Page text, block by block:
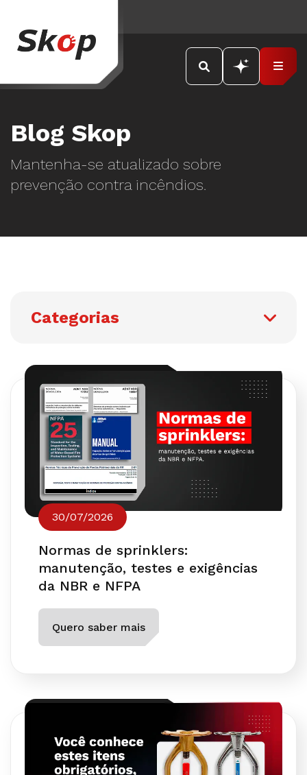
Blog Skop
Mantenha-se atualizado sobre
prevenção contra incêndios.
30/07/2026
Normas de sprinklers:
manutenção, testes e exigências
da NBR e NFPA
Quero saber mais
Categorias